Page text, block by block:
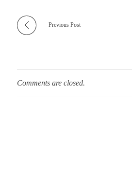
Previous Post
Comments are closed.